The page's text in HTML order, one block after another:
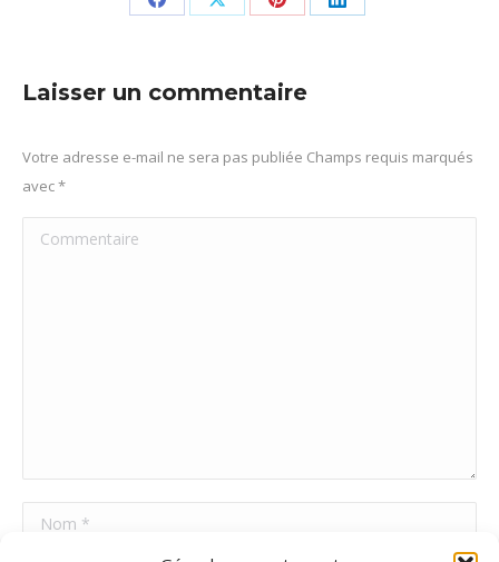
PartagerPartagerPartager
Pinterest
Partager
Laisser un commentaire
Votre adresse e-mail ne sera pas publiée Champs requis marqués
avec*
Commentaire
Nom *